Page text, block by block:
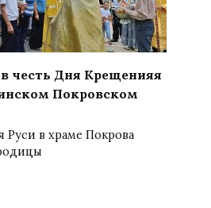
честь Дня Крещенияя
Покровском
в храме Покрова